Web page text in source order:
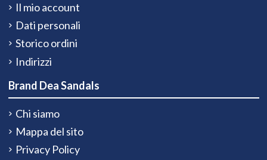
Il mio account
Dati personali
Storico ordini
Indirizzi
Brand Dea Sandals
Chi siamo
Mappa del sito
Privacy Policy